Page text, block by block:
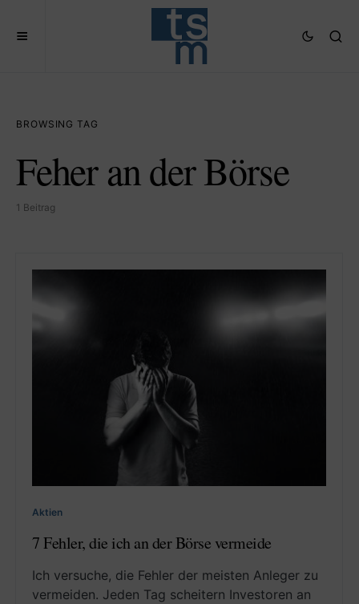
BROWSING TAG
Feher an der Börse
1 Beitrag
Aktien
7 Fehler, die ich an der Börse vermeide
Ich versuche, die Fehler der meisten Anleger zu
vermeiden. Jeden Tag scheitern Investoren an